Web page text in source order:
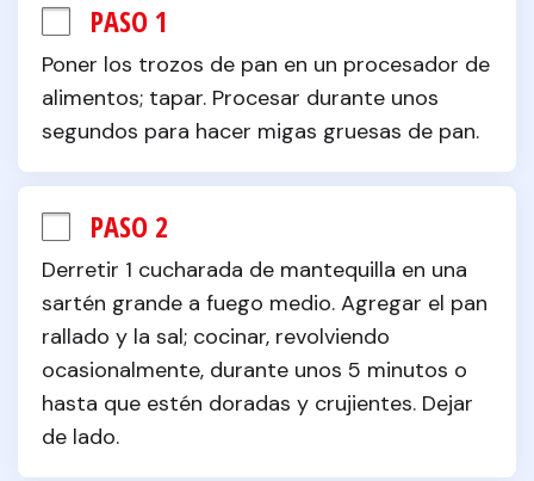
PASO 1
Poner los trozos de pan en un procesador de
alimentos; tapar. Procesar durante unos
segundos para hacer migas gruesas de pan.
PASO 2
Derretir 1 cucharada de mantequilla en una
sartén grande a fuego medio. Agregar el pan
rallado y la sal; cocinar, revolviendo
ocasionalmente, durante unos 5 minutos o
hasta que estén doradas y crujientes. Dejar
de lado.